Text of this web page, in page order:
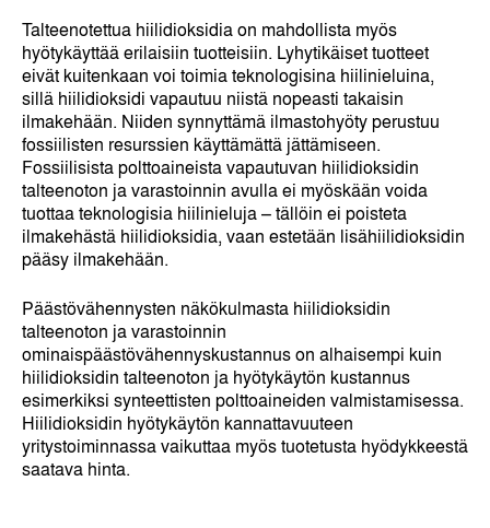
Talteenotettua hiilidioksidia on mahdollista myös
hyötykäyttää erilaisiin tuotteisiin. Lyhytikäiset tuotteet
eivät kuitenkaan voi toimia teknologisina hiilinieluina,
sillä hiilidioksidi vapautuu niistä nopeasti takaisin
ilmakehään. Niiden synnyttämä ilmastohyöty perustuu
fossiilisten resurssien käyttämättä jättämiseen.
Fossiilisista polttoaineista vapautuvan hiilidioksidin
talteenoton ja varastoinnin avulla ei myöskään voida
tuottaa teknologisia hiilinieluja – tällöin ei poisteta
ilmakehästä hiilidioksidia, vaan estetään lisähiilidioksidin
pääsy ilmakehään.
Päästövähennysten näkökulmasta hiilidioksidin
talteenoton ja varastoinnin
ominaispäästövähennyskustannus on alhaisempi kuin
hiilidioksidin talteenoton ja hyötykäytön kustannus
esimerkiksi synteettisten polttoaineiden valmistamisessa.
Hiilidioksidin hyötykäytön kannattavuuteen
yritystoiminnassa vaikuttaa myös tuotetusta hyödykkeestä
saatava hinta.